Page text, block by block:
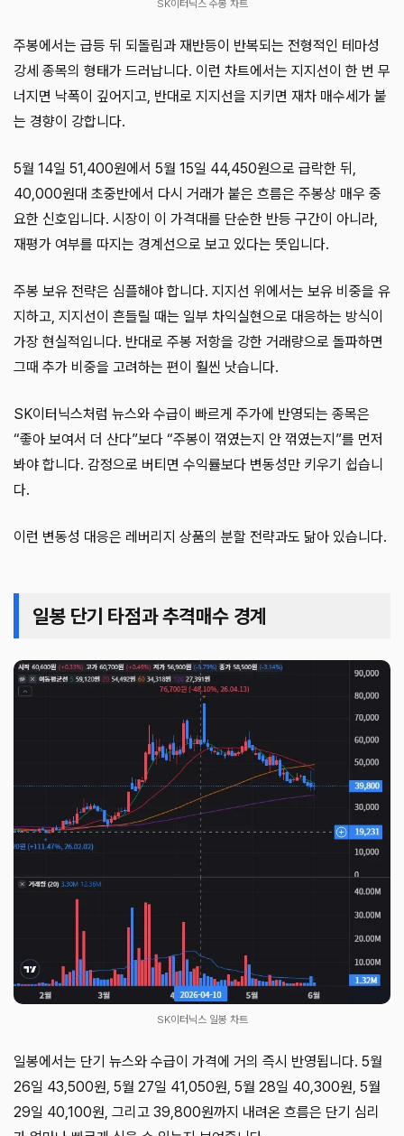
SK이터닉스 주봉 차트
주봉에서는 급등 뒤 되돌림과 재반등이 반복되는 전형적인 테마성
강세 종목의 형태가 드러납니다. 이런 차트에서는 지지선이 한 번 무
너지면 낙폭이 깊어지고, 반대로 지지선을 지키면 재차 매수세가 붙
는 경향이 강합니다.
5월 14일 51,400원에서 5월 15일 44,450원으로 급락한 뒤,
40,000원대 초중반에서 다시 거래가 붙은 흐름은 주봉상 매우 중
요한 신호입니다. 시장이 이 가격대를 단순한 반등 구간이 아니라,
재평가 여부를 따지는 경계선으로 보고 있다는 뜻입니다.
주봉 보유 전략은 심플해야 합니다. 지지선 위에서는 보유 비중을 유
지하고, 지지선이 흔들릴 때는 일부 차익실현으로 대응하는 방식이
가장 현실적입니다. 반대로 주봉 저항을 강한 거래량으로 돌파하면
그때 추가 비중을 고려하는 편이 훨씬 낫습니다.
SK이터닉스처럼 뉴스와 수급이 빠르게 주가에 반영되는 종목은
“좋아 보여서 더 산다”보다 “주봉이 꺾였는지 안 꺾였는지”를 먼저
봐야 합니다. 감정으로 버티면 수익률보다 변동성만 키우기 쉽습니
다.
이런 변동성 대응은 레버리지 상품의 분할 전략과도 닮아 있습니다.
일봉 단기 타점과 추격매수 경계
SK이터닉스 일봉 차트
일봉에서는 단기 뉴스와 수급이 가격에 거의 즉시 반영됩니다. 5월
26일 43,500원, 5월 27일 41,050원, 5월 28일 40,300원, 5월
29일 40,100원, 그리고 39,800원까지 내려온 흐름은 단기 심리